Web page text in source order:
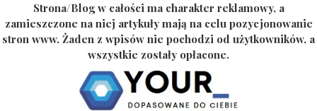
Strona/Blog w całości ma charakter reklamowy, a
zamieszczone na niej artykuły mają na celu pozycjonowanie
stron www. Żaden z wpisów nie pochodzi od użytkowników, a
wszystkie zostały opłacone.